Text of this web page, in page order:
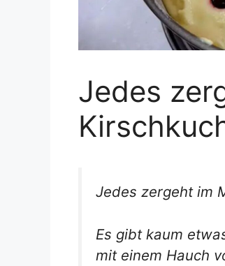
Jedes
Jedes zergeht im
Es gibt kaum
mit einem Hauch